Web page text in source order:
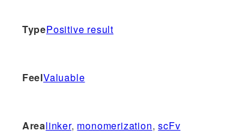
TypePositive result
FeelValuable
Arealinker, monomerization, scFv